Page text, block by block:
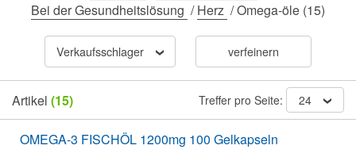
Bei der Gesundheitslösung /Herz /Omega-öle (15)
Verkaufsschlager verfeinern
Artikel (15) Treffer pro Seite: 24
OMEGA-3 FISCHÖL 1200mg 100 Gelkapseln